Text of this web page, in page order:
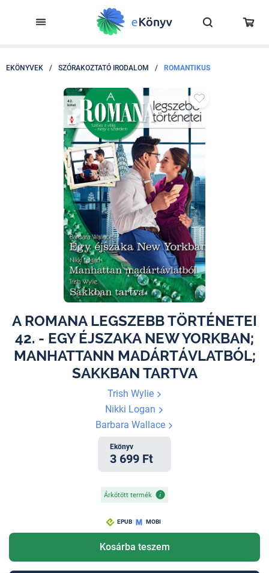
EKÖNYVEK / SZÓRAKOZTATÓ IRODALOM / ROMANTIKUS
A ROMANA LEGSZEBB TÖRTÉNETEI
42. - EGY ÉJSZAKA NEW YORKBAN;
MANHATTANN MADÁRTÁVLATBÓL;
SAKKBAN TARTVA
Trish Wylie
Nikki Logan
Barbara Wallace
Ekönyv
3 699 Ft
Árkötött termék
EPUB MOBI
Kosárba teszem